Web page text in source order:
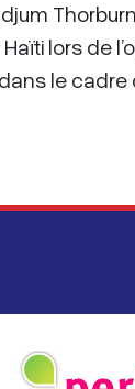
lors de
le cadre